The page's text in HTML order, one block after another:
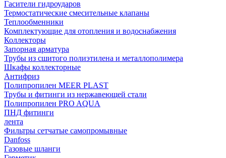
Гасители гидроударов
Термостатические смесительные клапаны
Теплообменники
Комплектующие для отопления и водоснабжения
Коллекторы
Запорная арматура
Трубы из сшитого полиэтилена и металлополимера
Шкафы коллекторные
Антифриз
Полипропилен MEER PLAST
Трубы и фитинги из нержавеющей стали
Полипропилен PRO AQUA
ПНД фитинги
лента
Фильтры сетчатые самопромывные
Danfoss
Газовые шланги